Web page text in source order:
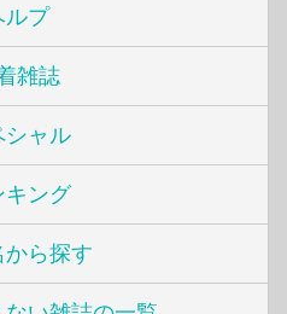
ルプ
雑誌
シャル
キング
から探す